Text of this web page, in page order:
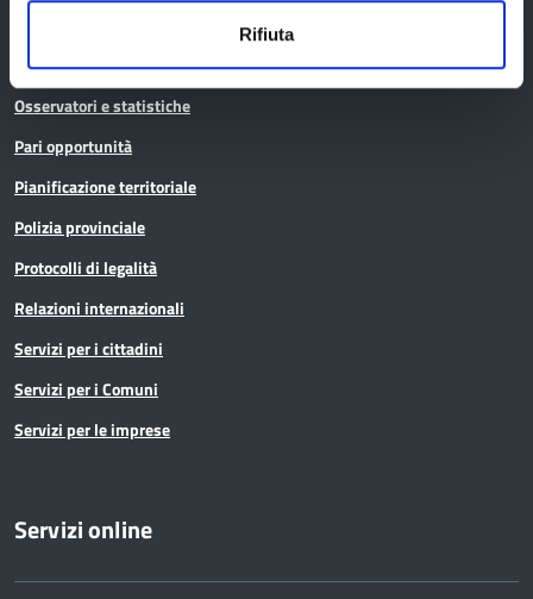
Rifiuta
Noi Contro le Mafie
Osservatori e statistiche
Pari opportunità
Pianificazione territoriale
Polizia provinciale
Protocolli di legalità
Relazioni internazionali
Servizi per i cittadini
Servizi per i Comuni
Servizi per le imprese
Servizi online